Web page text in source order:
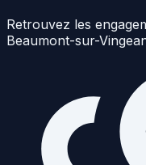
Retrouvez les
Beaumont-sur-